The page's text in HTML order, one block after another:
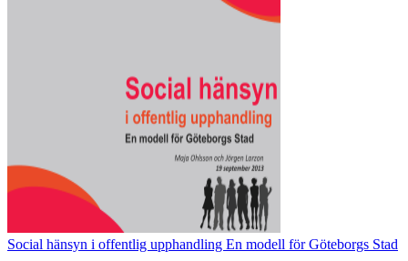
Social hänsyn i offentlig upphandling En modell för Göteborgs Stad